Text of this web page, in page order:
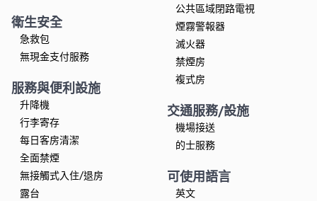
衛生安全
急救包
無現金支付服務
服務與便利設施
升降機
行李寄存
每日客房清潔
全面禁煙
無接觸式入住/退房
露台
公共區域閉路電視
煙霧警報器
滅火器
禁煙房
複式房
交通服務/設施
機場接送
的士服務
可使用語言
英文